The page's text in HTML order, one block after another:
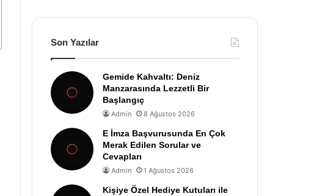
Son Yazılar
Gemide Kahvaltı: Deniz
Manzarasında Lezzetli Bir
Başlangıç
Admin 8 Ağustos 2026
E İmza Başvurusunda En Çok
Merak Edilen Sorular ve
Cevapları
Admin 1 Ağustos 2026
Kişiye Özel Hediye Kutuları ile